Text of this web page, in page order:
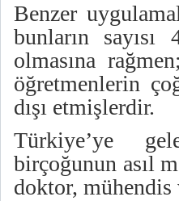
Benzer
bunların
olmasına
öğretmenlerin
dışı etmişlerdir.
Türkiye’ye
birçoğunun asıl
doktor, mühendis